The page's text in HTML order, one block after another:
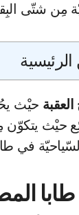
مِن شتّى
الرئيسية
حيْث
حيْث
في